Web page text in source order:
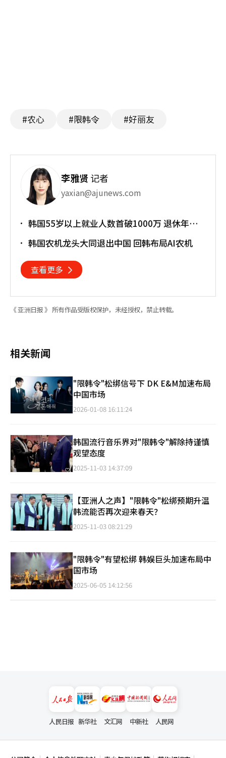
#农心 #限韩令 #好丽友
李雅贤记者
yaxian@ajunews.com
韩国55岁以上就业人数首破1000万 退休年龄
韩国农机龙头大同退出中国 回韩布局AI农机
查看更多
《 亚洲日报 》 所有作品受版权保护，未经授权，禁止转载。
相关新闻
"限韩令"松绑信号下 DK E&M加速布局
中国市场
2026-01-08 16:11:24
韩国流行音乐界对"限韩令"解除持谨慎
观望态度
2025-11-03 14:37:09
【亚洲人之声】"限韩令"松绑预期升温
韩流能否再次迎来春天？
2025-11-03 08:21:29
"限韩令"有望松绑 韩娱巨头加速布局中
国市场
2025-06-05 14:12:56
人民日报 新华社 文汇网 中新社 人民网